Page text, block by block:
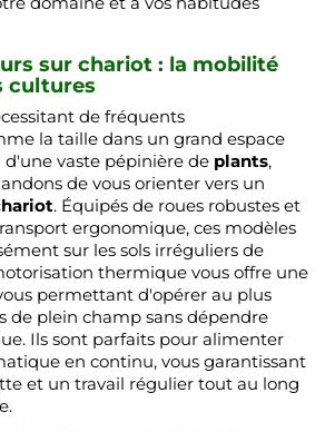
sur chariot : la mobilité
cultures
de fréquents
la taille dans un grand espace
vaste pépinière de plants,
de vous orienter vers un
. Équipés de roues robustes et
ergonomique, ces modèles
sur les sols irréguliers de
thermique vous offre une
permettant d'opérer au plus
de plein champ sans dépendre
Ils sont parfaits pour alimenter
en continu, vous garantissant
et un travail régulier tout au long